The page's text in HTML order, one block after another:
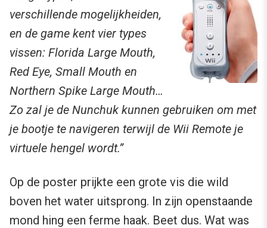
verschillende mogelijkheiden,
en de game kent vier types
vissen: Florida Large Mouth,
Red Eye, Small Mouth en
Northern Spike Large Mouth…
Zo zal je de Nunchuk kunnen gebruiken om met
je bootje te navigeren terwijl de Wii Remote je
virtuele hengel wordt.”
Op de poster prijkte een grote vis die wild
boven het water uitsprong. In zijn openstaande
mond hing een ferme haak. Beet dus. Wat was